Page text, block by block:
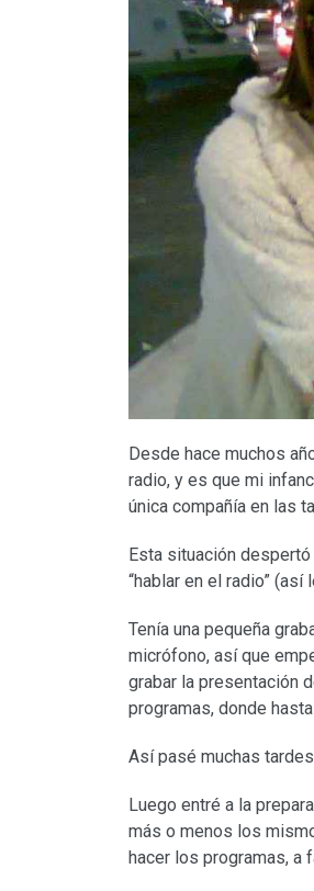
Desde hace muchos
radio, y es que mi
única compañía en las
Esta situación
“hablar en el radio” (así
Tenía una pequeña
micrófono, así que
grabar la presentación
programas, donde
Así pasé muchas
Luego entré a la
más o menos los
hacer los programas, a